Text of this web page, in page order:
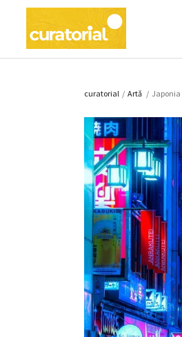
curatorial / Artǎ /